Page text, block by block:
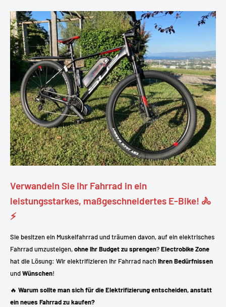
Verwandeln Sie Ihr Fahrrad in ein
leistungsstarkes, maßgeschneidertes E-Bike! 🚴
⚡
Sie besitzen ein Muskelfahrrad und träumen davon, auf ein elektrisches
Fahrrad umzusteigen,ohne Ihr Budget zu sprengen?Electrobike Zone
hat die Lösung: Wir elektrifizieren Ihr Fahrrad nachIhren Bedürfnissen
undWünschen!
🔥 Warum sollte man sich für die Elektrifizierung entscheiden, anstatt
ein neues Fahrrad zu kaufen?